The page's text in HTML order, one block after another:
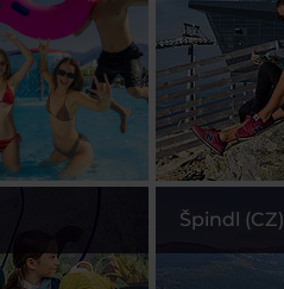
Špindl (CZ)